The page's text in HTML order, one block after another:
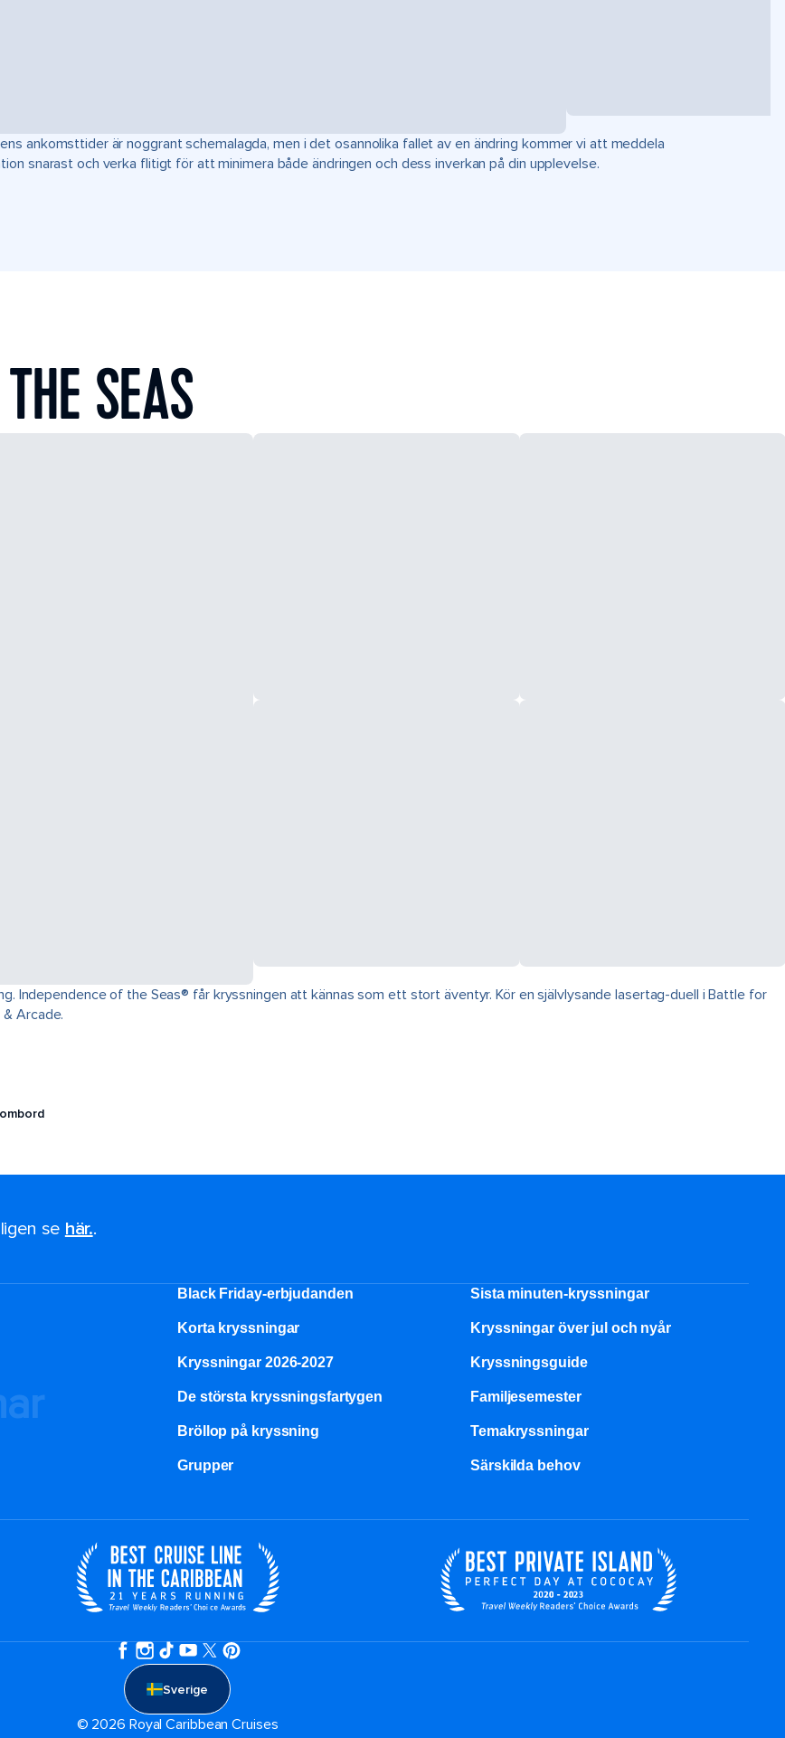
ankomsttider är noggrant schemalagda, men i det osannolika fallet av en ändring kommer vi att meddela
snarast och verka flitigt för att minimera både ändringen och dess inverkan på din upplevelse.
SEAS
Independence of the Seas® får kryssningen att kännas som ett stort äventyr. Kör en självlysande lasertag-duell i Battle for
Arcade.
se här..
Black Friday-erbjudanden Sista minuten-kryssningar
Korta kryssningar Kryssningar över jul och nyår
Kryssningar 2026-2027 Kryssningsguide
De största kryssningsfartygen Familjesemester
Bröllop på kryssning Temakryssningar
Grupper Särskilda behov
Sverige
© 2026 Royal Caribbean Cruises